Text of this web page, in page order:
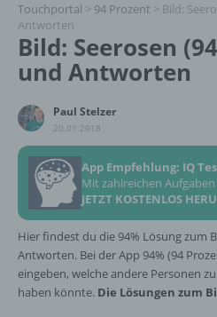
Touchportal > 94 Prozent > Bild:
Antworten
Bild: Seerosen
und Antworten
Paul Stelzer
20.01.2018
App Empfehlung: IQ
Mit zahlreichen
JETZT KOSTENLOS
Hier findest du die 94% Lösung zum
Antworten. Bei der App 94% (94
eingeben, welche andere Personen
haben könnte. Die Lösungen zum